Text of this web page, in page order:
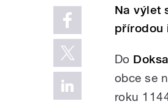
Na výlet
přírodou
Do
obce se
roku